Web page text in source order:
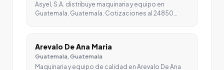
Asyel, S.A. distribuye maquinaria y equipo en
Guatemala, Guatemala. Cotizaciones al 24850…
Arevalo De Ana Maria
Guatemala, Guatemala
Maquinaria y equipo de calidad en Arevalo De Ana